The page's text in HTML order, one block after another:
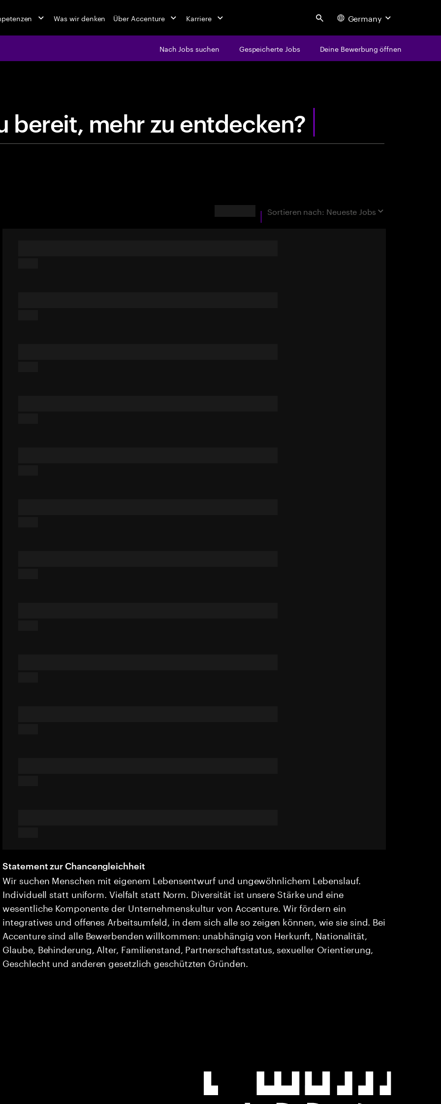
Was wir denken Über Accenture Karriere Search Germany
Nach Jobs suchen Gespeicherte Jobs Deine Bewerbung öffnen
s tdube reit,mehrzuent
Sortieren nach: Neueste Jobs
Statement zur Chancengleichheit
Wir suchen Menschen mit eigenem Lebensentwurf und ungewöhnlichem Lebenslauf.
Individuell statt uniform. Vielfalt statt Norm. Diversität ist unsere Stärke und eine
wesentliche Komponente der Unternehmenskultur von Accenture. Wir fördern ein
integratives und offenes Arbeitsumfeld, in dem sich alle so zeigen können, wie sie sind. Bei
Accenture sind alle Bewerbenden willkommen: unabhängig von Herkunft, Nationalität,
Glaube, Behinderung, Alter, Familienstand, Partnerschaftsstatus, sexueller Orientierung,
Geschlecht und anderen gesetzlich geschützten Gründen.